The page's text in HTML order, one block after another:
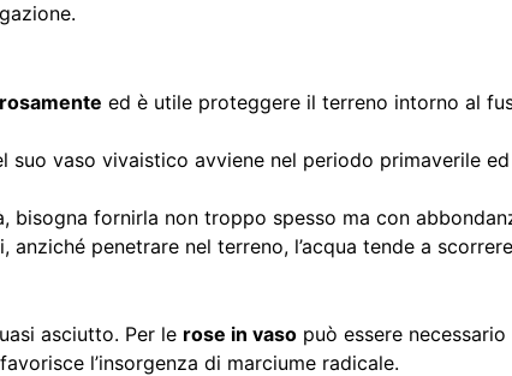
ed è utile proteggere il terreno intorno al
suo vaso vivaistico avviene nel periodo primaverile
bisogna fornirla non troppo spesso ma con
penetrare nel terreno, l’acqua tende a
asciutto. Per le rose in vaso può essere
l’insorgenza di marciume radicale.